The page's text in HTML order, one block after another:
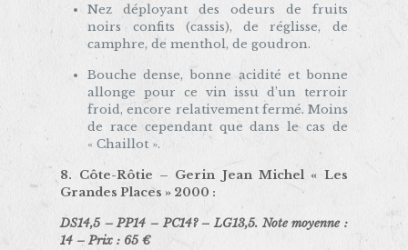
Nez déployant des odeurs de fruits
noirs confits (cassis), de réglisse, de
camphre, de menthol, de goudron.
Bouche dense, bonne acidité et bonne
allonge pour ce vin issu d’un terroir
froid, encore relativement fermé. Moins
de race cependant que dans le cas de
« Chaillot ».
8. Côte-Rôtie – Gerin Jean Michel « Les
Grandes Places » 2000 :
DS14,5 – PP14 – PC14? – LG13,5. Note moyenne :
14 – Prix : 65 €